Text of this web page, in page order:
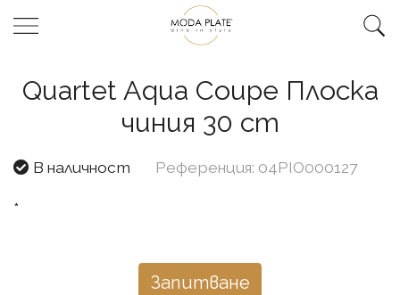
Quartet Aqua Coupe Плоска
чиния 30 cm
В наличност Референция: 04PIO000127
*
Запитване